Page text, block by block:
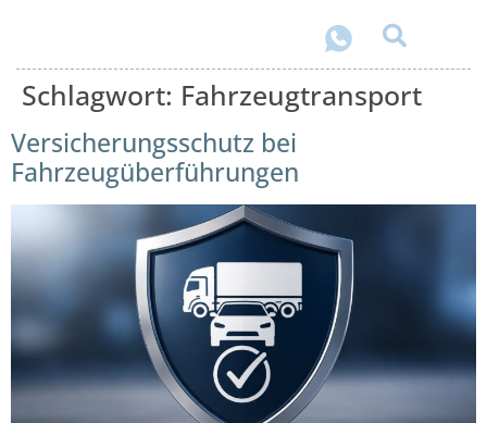
Schlagwort: Fahrzeugtransport
Versicherungsschutz bei
Fahrzeugüberführungen